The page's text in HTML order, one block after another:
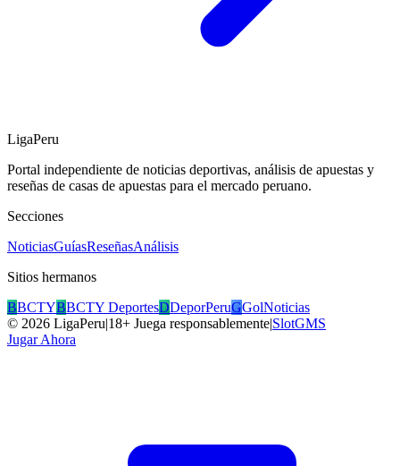
LigaPeru
Portal independiente de noticias deportivas, análisis de apuestas y
reseñas de casas de apuestas para el mercado peruano.
Secciones
NoticiasGuíasReseñasAnálisis
Sitios hermanos
BBCTYBBCTY DeportesDDeporPeruGGolNoticias
© 2026 LigaPeru|18+ Juega responsablemente|SlotGMS
Jugar Ahora